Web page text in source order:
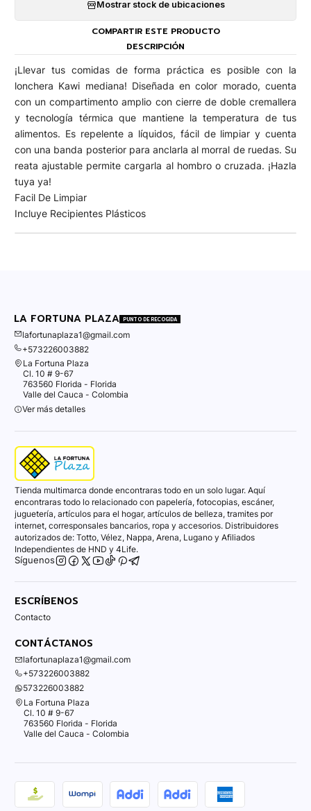
Mostrar stock de ubicaciones
COMPARTIR ESTE PRODUCTO
DESCRIPCIÓN
¡Llevar tus comidas de forma práctica es posible con la
lonchera Kawi mediana! Diseñada en color morado, cuenta
con un compartimento amplio con cierre de doble cremallera
y tecnología térmica que mantiene la temperatura de tus
alimentos. Es repelente a líquidos, fácil de limpiar y cuenta
con una banda posterior para anclarla al morral de ruedas. Su
reata ajustable permite cargarla al hombro o cruzada. ¡Hazla
tuya ya!
Facil De Limpiar
Incluye Recipientes Plásticos
LA FORTUNA PLAZA PUNTO DE RECOGIDA
lafortunaplaza1@gmail.com
+573226003882
La Fortuna Plaza
Cl. 10 # 9-67
763560 Florida - Florida
Valle del Cauca - Colombia
Ver más detalles
Tienda multimarca donde encontraras todo en un solo lugar. Aquí
encontraras todo lo relacionado con papelería, fotocopias, escáner,
juguetería, artículos para el hogar, artículos de belleza, tramites por
internet, corresponsales bancarios, ropa y accesorios. Distribuidores
autorizados de: Totto, Vélez, Nappa, Arena, Lugano y Afiliados
Independientes de HND y 4Life.
Síguenos
ESCRÍBENOS
Contacto
CONTÁCTANOS
lafortunaplaza1@gmail.com
+573226003882
573226003882
La Fortuna Plaza
Cl. 10 # 9-67
763560 Florida - Florida
Valle del Cauca - Colombia